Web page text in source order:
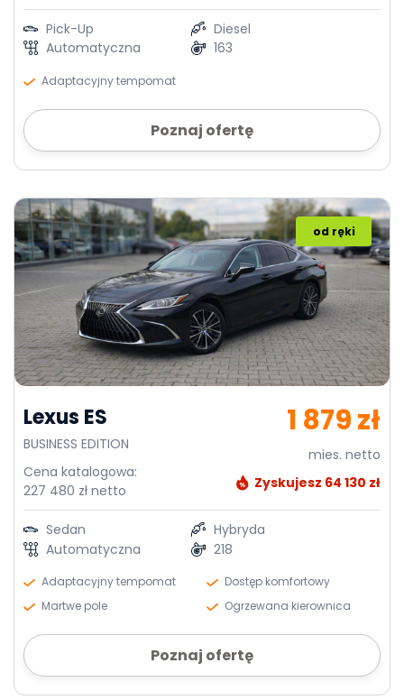
Pick-Up
Diesel
Automatyczna
163
Adaptacyjny tempomat
Poznaj ofertę
Lexus ES
BUSINESS EDITION
Cena katalogowa:
227 480 zł netto
od ręki
1 879 zł
mies. netto
Zyskujesz 64 130 zł
Sedan
Hybryda
Automatyczna
218
Adaptacyjny tempomat
Dostęp komfortowy
Martwe pole
Ogrzewana kierownica
Poznaj ofertę